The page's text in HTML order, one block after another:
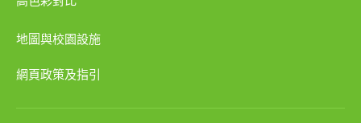
地圖與校園設施
網頁政策及指引